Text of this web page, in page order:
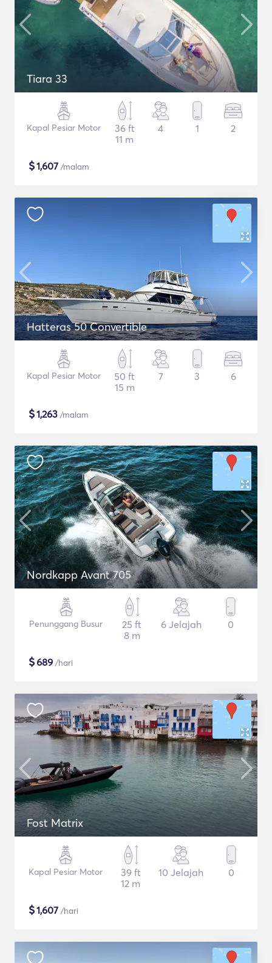
Tiara 33
Kapal Pesiar Motor
36 ft
11 m
4 1 2
$1,607 /malam
Hatteras 50 Convertible
Kapal Pesiar Motor
50 ft
15 m
7 3 6
$1,263 /malam
Nordkapp Avant 705
Penunggang Busur
25 ft
8 m
6 Jelajah 0
$689 /hari
Fost Matrix
Kapal Pesiar Motor
39 ft
12 m
10 Jelajah 0
$1,607 /hari